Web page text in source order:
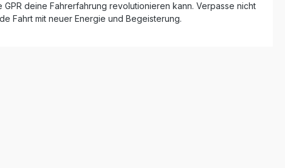
deine Fahrerfahrung revolutionieren kann. Verpasse nicht
Fahrt mit neuer Energie und Begeisterung.